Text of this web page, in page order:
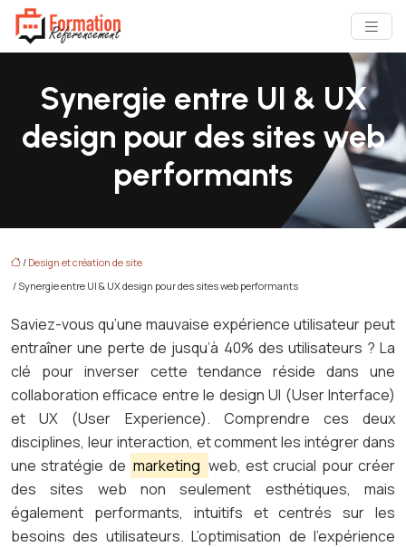
Synergie entre UI & UX
design pour des sites web
performants
/ Design et création de site
/ Synergie entre UI & UX design pour des sites web performants
Saviez-vous qu’une mauvaise expérience utilisateur peut
entraîner une perte de jusqu’à 40% des utilisateurs ? La
clé pour inverser cette tendance réside dans une
collaboration efficace entre le design UI (User Interface)
et UX (User Experience). Comprendre ces deux
disciplines, leur interaction, et comment les intégrer dans
une stratégie de marketing web, est crucial pour créer
des sites web non seulement esthétiques, mais
également performants, intuitifs et centrés sur les
besoins des utilisateurs. L’optimisation de l’expérience